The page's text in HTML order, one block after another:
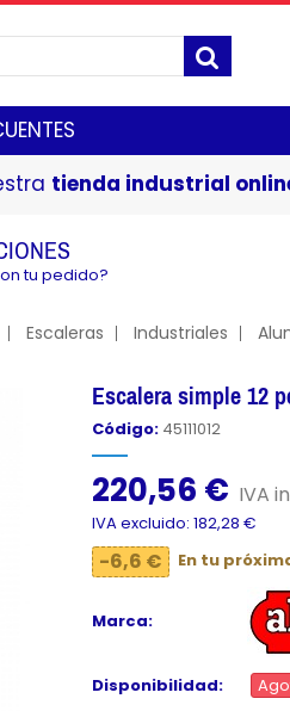
tienda industrial
tu pedido?
Escaleras Industriales
Escalera simple 12
Código: 45111012
220,56 € IVA
IVA excluido: 182,28 €
-6,6 € En tu
Marca:
Disponibilidad: